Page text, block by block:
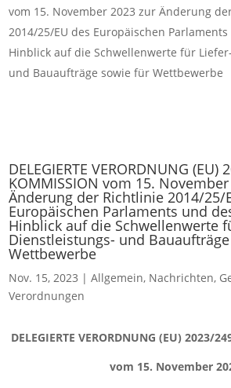
vom 15. November 2023 zur Änderung
2014/25/EU des Europäischen
Hinblick auf die Schwellenwerte für
und Bauaufträge sowie für Wettbewerbe
DELEGIERTE VERORDNUNG (EU)
KOMMISSION vom 15.
Änderung der Richtlinie 2014/25/
Europäischen Parlaments und
Hinblick auf die Schwellenwerte
Dienstleistungs- und
Wettbewerbe
Nov. 15, 2023 |Allgemein, Nachrichten,
Verordnungen
DELEGIERTE VERORDNUNG (EU) 2023/
vom 15. November